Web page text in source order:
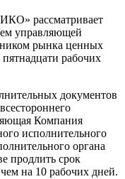
рассматривает
управляющей
рынка ценных
пятнадцати рабочих
документов
Компания
исполнительного
органа
продлить срок
на 10 рабочих дней.